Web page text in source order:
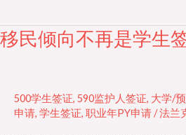
移民倾向不再是学生
500学生签证, 590监护人签证, 大学/
申请, 学生签证, 职业年PY申请/法兰
移